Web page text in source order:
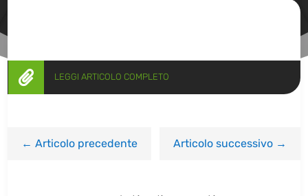
 LEGGI ARTICOLO COMPLETO
←Articolo precedente Articolo successivo→